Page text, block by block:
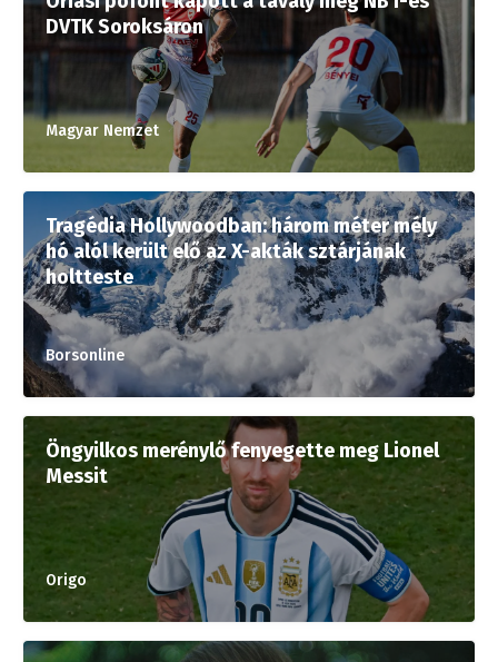
DVTK Soroksáron
Magyar Nemzet
Tragédia Hollywoodban: három méter mély
hó alól került elő az X-akták sztárjának
holtteste
Borsonline
Öngyilkos merénylő fenyegette meg Lionel
Messit
Origo